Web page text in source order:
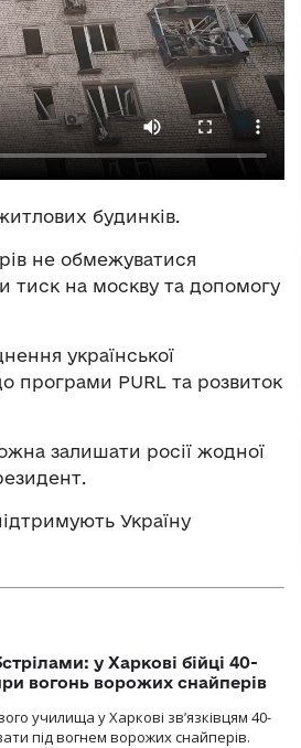
будинків.
не обмежуватися
тиск на москву та допомогу
української
програми PURL та розвиток
залишати росії жодної
Україну
у Харкові бійці 40-
вогонь ворожих снайперів
училища у Харкові зв’язківцям 40-
під вогнем ворожих снайперів.